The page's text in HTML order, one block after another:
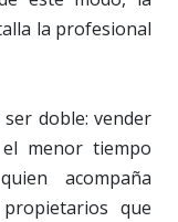
la profesional
doble: vender
menor tiempo
acompaña
que